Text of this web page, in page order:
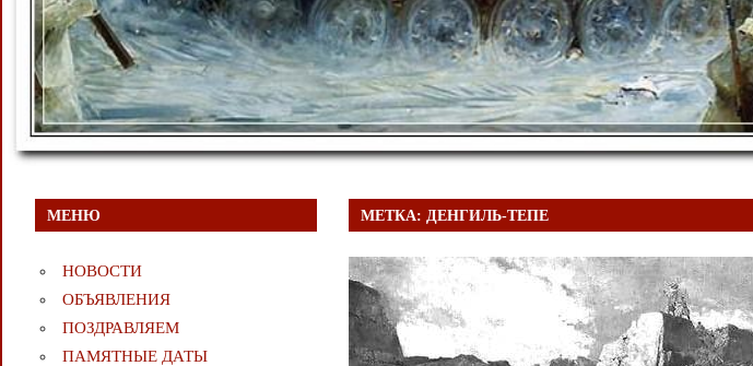
МЕТКА: ДЕНГИЛЬ-ТЕПЕ
МЕНЮ
НОВОСТИ
ОБЪЯВЛЕНИЯ
ПОЗДРАВЛЯЕМ
ПАМЯТНЫЕ ДАТЫ